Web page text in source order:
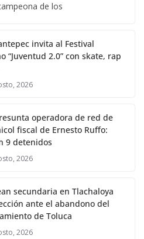
de los
invita al Festival
“Juventud 2.0” con skate, rap
2026
operadora de red de
fiscal de Ernesto Ruffo:
9 detenidos
2026
secundaria en Tlachaloya
ante el abandono del
de Toluca
2026